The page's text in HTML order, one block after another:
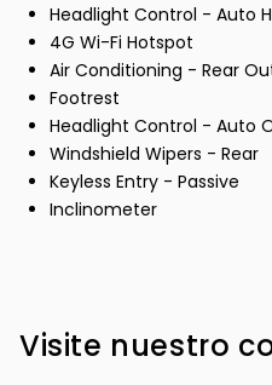
Headlight Control - Auto
4G Wi-Fi Hotspot
Air Conditioning - Rear
Footrest
Headlight Control - Auto
Windshield Wipers - Rear
Keyless Entry - Passive
Inclinometer
Visite nuestro